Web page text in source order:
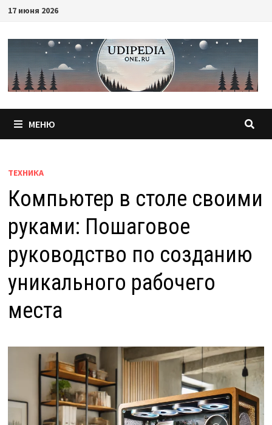
Перейти
содержимому
17 июня 2026
МЕНЮ
ТЕХНИКА
Компьютер в столе своими
руками: Пошаговое
руководство по созданию
уникального рабочего
места